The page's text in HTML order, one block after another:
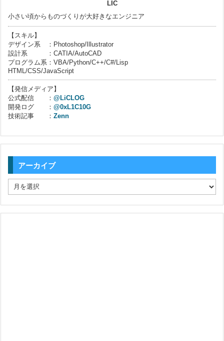
LIC
小さい頃からものづくりが大好きなエンジニア
【スキル】
デザイン系 ：Photoshop/Illustrator
設計系 ：CATIA/AutoCAD
プログラム系：VBA/Python/C++/C#/Lisp
HTML/CSS/JavaScript
【発信メディア】
公式配信 ： @LiCLOG
開発ログ ： @0xL1C10G
技術記事 ： Zenn
アーカイブ